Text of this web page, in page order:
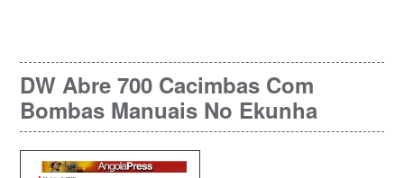
DW Abre 700 Cacimbas Com
Bombas Manuais No Ekunha